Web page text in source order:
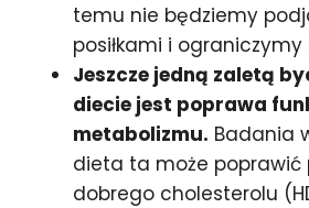
temu nie będziemy
posiłkami i ograniczymy
Jeszcze jedną zaletą
diecie jest poprawa
metabolizmu. Badania
dieta ta może poprawić
dobrego cholesterolu